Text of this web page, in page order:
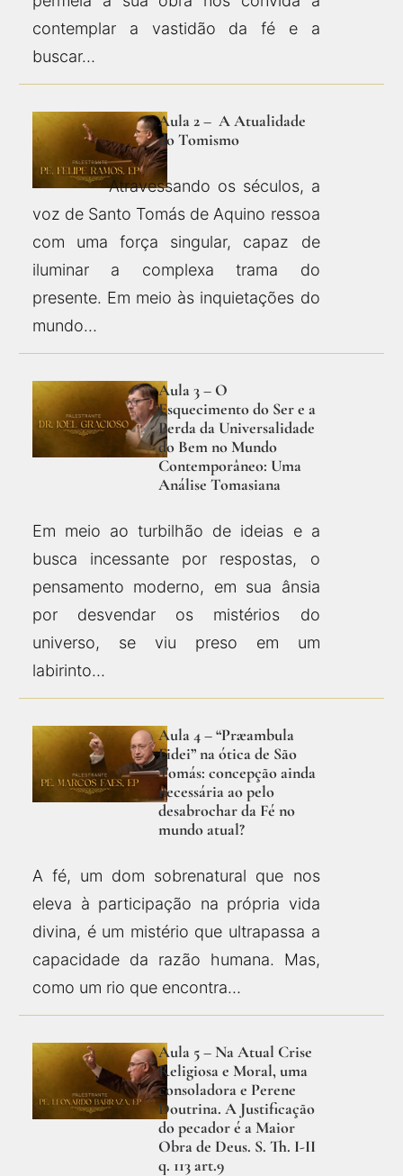
contemplar a vastidão da fé e a
buscar…
Aula 2 – A Atualidade
do Tomismo
Atravessando os séculos, a
voz de Santo Tomás de Aquino ressoa
com uma força singular, capaz de
iluminar a complexa trama do
presente. Em meio às inquietações do
mundo…
Aula 3 – O
Esquecimento do Ser e a
Perda da Universalidade
do Bem no Mundo
Contemporâneo: Uma
Análise Tomasiana
Em meio ao turbilhão de ideias e a
busca incessante por respostas, o
pensamento moderno, em sua ânsia
por desvendar os mistérios do
universo, se viu preso em um
labirinto…
Aula 4 – “Præambula
Fidei” na ótica de São
Tomás: concepção ainda
necessária ao pelo
desabrochar da Fé no
mundo atual?
A fé, um dom sobrenatural que nos
eleva à participação na própria vida
divina, é um mistério que ultrapassa a
capacidade da razão humana. Mas,
como um rio que encontra…
Aula 5 – Na Atual Crise
Religiosa e Moral, uma
consoladora e Perene
Doutrina. A Justificação
do pecador é a Maior
Obra de Deus. S. Th. I-II
q. 113 art.9